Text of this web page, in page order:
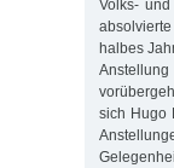
Volks-
halbes
sich Hugo